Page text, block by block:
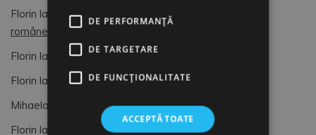
Florin la
Dimitrie Gusti, o lumină pentru sociologia
românească (4)
Florin la
OCUPATII SI CODURI COR
Florin la
Formular de Exit interviu
Mihaela
Formular de Exit interviu
Florin la
OCUPATII SI CODURI COR
DE PERFORMANȚĂ
DE TARGETARE
DE FUNCŢIONALITATE
ACCEPTĂ TOATE